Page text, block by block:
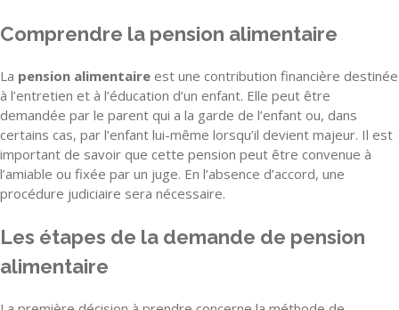
Comprendre la pension alimentaire
La pension alimentaire est une contribution financière destinée
à l’entretien et à l’éducation d’un enfant. Elle peut être
demandée par le parent qui a la garde de l’enfant ou, dans
certains cas, par l’enfant lui-même lorsqu’il devient majeur. Il est
important de savoir que cette pension peut être convenue à
l’amiable ou fixée par un juge. En l’absence d’accord, une
procédure judiciaire sera nécessaire.
Les étapes de la demande de pension
alimentaire